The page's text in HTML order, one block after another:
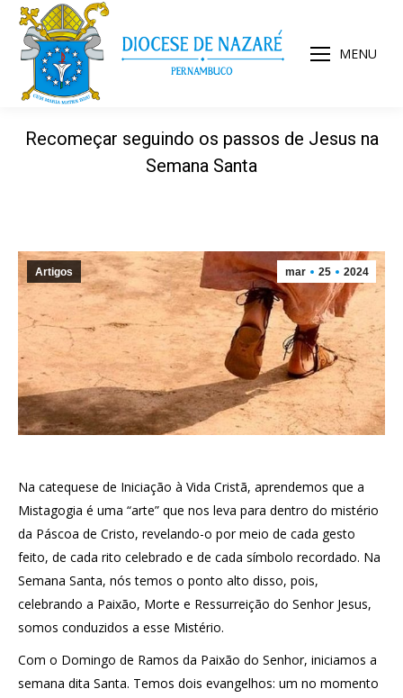
MENU
Recomeçar seguindo os passos de Jesus na
Semana Santa
mar 25 2024
Artigos
Na catequese de Iniciação à Vida Cristã, aprendemos que a
Mistagogia é uma “arte” que nos leva para dentro do mistério
da Páscoa de Cristo, revelando-o por meio de cada gesto
feito, de cada rito celebrado e de cada símbolo recordado. Na
Semana Santa, nós temos o ponto alto disso, pois,
celebrando a Paixão, Morte e Ressurreição do Senhor Jesus,
somos conduzidos a esse Mistério.
Com o Domingo de Ramos da Paixão do Senhor, iniciamos a
semana dita Santa. Temos dois evangelhos: um no momento